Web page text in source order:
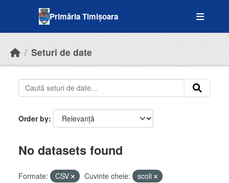
Primăria Timișoara
Seturi de date
Order by
No datasets found
Formate: CSV Cuvinte cheie:
scoli